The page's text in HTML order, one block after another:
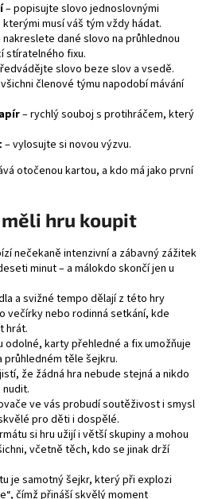
– popisujte slovo jednoslovnými
musí váš tým vždy hádat.
nakreslete dané slovo na průhlednou
stíratelného fixu.
slovo beze slov a vsedě.
členové týmu napodobí mávání
– rychlý souboj s protihráčem, který
– vylosujte si novou výzvu.
otočenou kartou, a kdo má jako první
hru koupit
nečekaně intenzivní a zábavný zážitek
minut – a málokdo skončí jen u
a svižné tempo dělají z této hry
večírky nebo rodinná setkání, kde
hrát.
odolné, karty přehledné a fix umožňuje
průhledném těle šejkru.
že žádná hra nebude stejná a nikdo
ve vás probudí soutěživost i smysl
pro děti i dospělé.
si hru užijí i větší skupiny a mohou
včetně těch, kdo se jinak drží
je samotný šejkr, který při explozi
čímž přináší skvělý moment